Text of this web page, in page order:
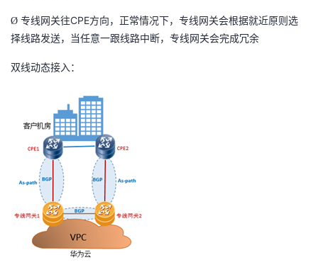
Ø 专线网关往CPE方向，正常情况下，专线网关会根据就近原则选
择线路发送，当任意一跟线路中断，专线网关会完成冗余
双线动态接入：